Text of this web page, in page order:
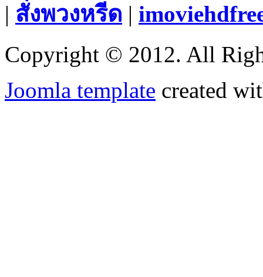
| สั่งพวงหรีด |
Copyright © 2012. All
Joomla template created